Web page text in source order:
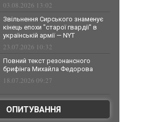
03.08.2026 13:02
Звільнення Сирського знаменує
кінець епохи "старої гвардії" в
українській армії — NYT
23.07.2026 10:32
Повний текст резонансного
брифінга Михайла Федорова
18.07.2026 09:27
ОПИТУВАННЯ